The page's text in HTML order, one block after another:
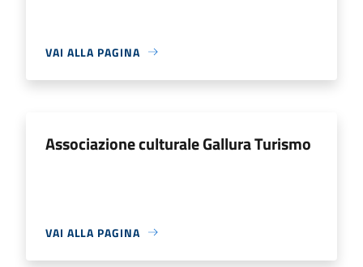
VAI ALLA PAGINA
Associazione culturale Gallura Turismo
VAI ALLA PAGINA